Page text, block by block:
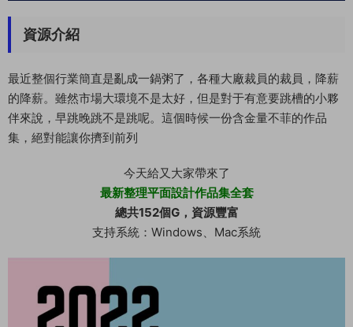
資源介紹
最近整個行業簡直是亂成一鍋粥了，各種大廠裁員的裁員，降薪
的降薪。雖然市場大環境不是太好，但是對于有意要跳槽的小夥
伴來說，早跳晚跳不是跳呢。這個時候一份含金量不菲的作品
集，絕對能讓你擠到前列
今天給又大家帶來了
最新整理平面設計作品集全套
總共152個G，資源豐富
支持系統：Windows、Mac系統